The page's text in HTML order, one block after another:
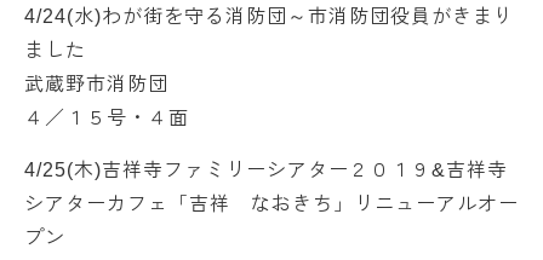
4/24(水)わが街を守る消防団～市消防団役員がきまり
ました
武蔵野市消防団
４／１５号・４面
4/25(木)吉祥寺ファミリーシアター２０１９&吉祥寺
シアターカフェ「吉祥 なおきち」リニューアルオー
プン